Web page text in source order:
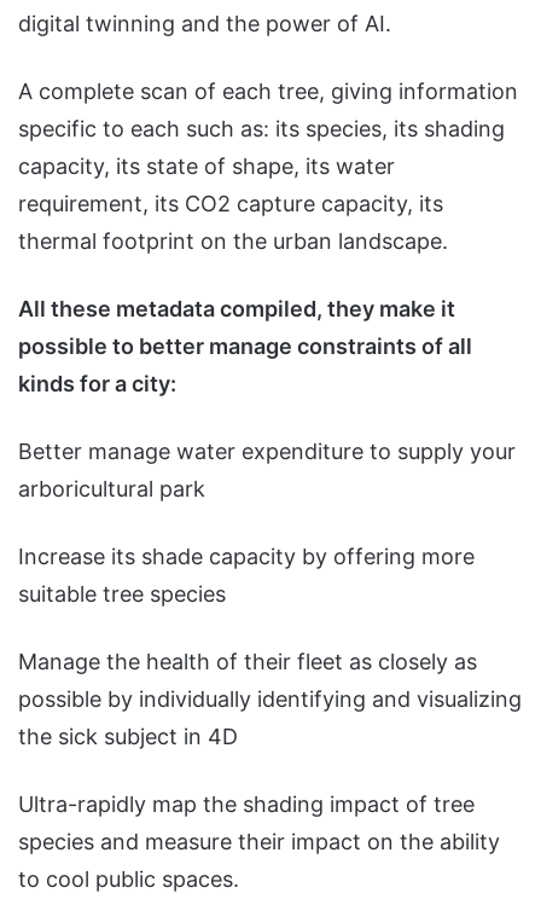
digital twinning and the power of AI.
A complete scan of each tree, giving information
specific to each such as: its species, its shading
capacity, its state of shape, its water
requirement, its CO2 capture capacity, its
thermal footprint on the urban landscape.
All these metadata compiled, they make it
possible to better manage constraints of all
kinds for a city:
Better manage water expenditure to supply your
arboricultural park
Increase its shade capacity by offering more
suitable tree species
Manage the health of their fleet as closely as
possible by individually identifying and visualizing
the sick subject in 4D
Ultra-rapidly map the shading impact of tree
species and measure their impact on the ability
to cool public spaces.